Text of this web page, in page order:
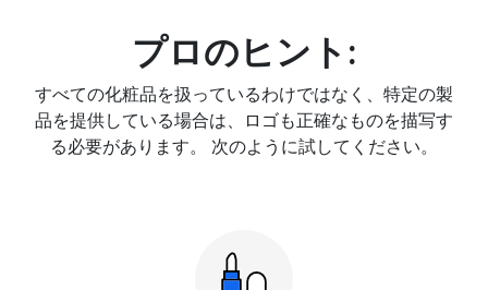
プロのヒント:
すべての化粧品を扱っているわけではなく、特定の製
品を提供している場合は、ロゴも正確なものを描写す
る必要があります。 次のように試してください。